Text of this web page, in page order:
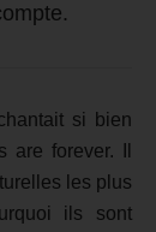
si bien
forever. Il
les plus
ils sont